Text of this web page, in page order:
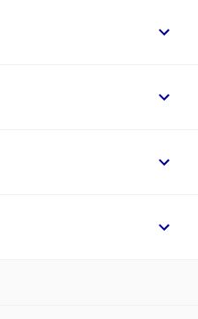
料控除証明書について
サダイレクト生命）